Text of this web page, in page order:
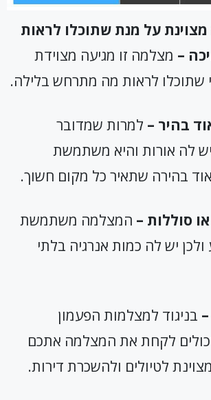
מצוינת על מנת שתוכלו לראות
– מצלמה זו מגיעה מצוידת
שתוכלו לראות מה מתרחש בלילה.
בהיר – למרות שמדובר
לה אורות והיא משתמשת
סוללות – המצלמה משתמשת
יש לה כמות אנרגיה בלתי
בניגוד למצלמות הפעמון
לקחת את המצלמה אתכם
לטיולים ולהשכרת דירות.